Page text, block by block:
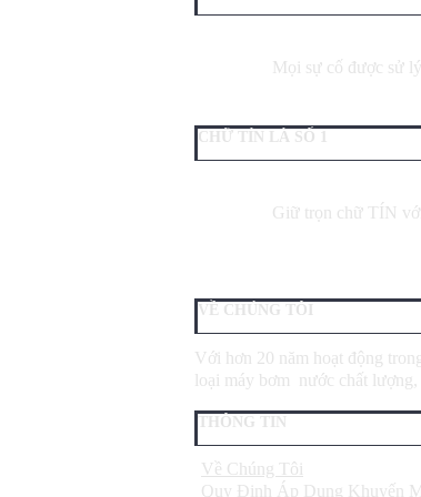
Mọi sự cố được sử
CHỮ TÍN LÀ SỐ 1
Giữ trọn chữ TÍN với
VỀ CHÚNG TÔI
Với hơn 20 năm hoạt động
loại máy bơm nước chất lượng,
THÔNG TIN
Về Chúng Tôi
Quy Định Áp Dụng Khuyến